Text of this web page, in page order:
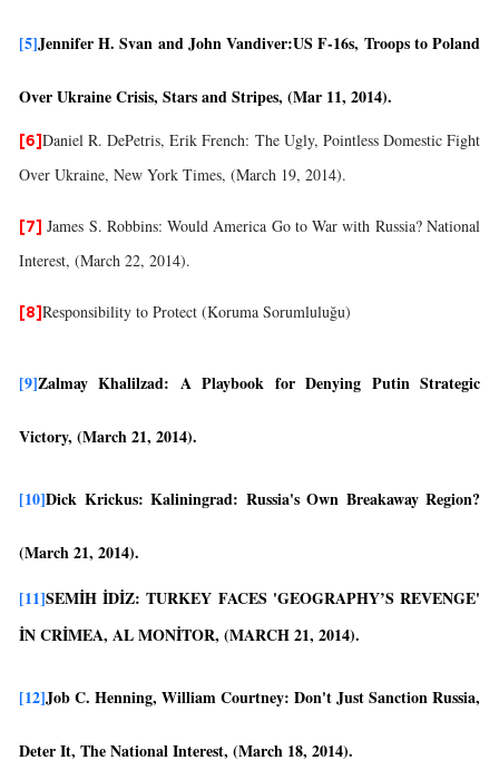
[5]Jennifer H. Svan and John Vandiver:US F-16s, Troops to Poland
Over Ukraine Crisis, Stars and Stripes, (Mar 11, 2014).
[6] Daniel R. DePetris, Erik French: The Ugly, Pointless Domestic Fight
Over Ukraine, New York Times, (March 19, 2014).
[7]
James S. Robbins: Would America Go to War with Russia? National
Interest, (March 22, 2014).
[8] Responsibility to Protect (Koruma Sorumluluğu)
[9]Zalmay Khalilzad: A Playbook for Denying Putin Strategic
Victory, (March 21, 2014).
[10]Dick Krickus: Kaliningrad: Russia's Own Breakaway Region?
(March 21, 2014).
[11]SEMIH İDIZ: TURKEY FACES 'GEOGRAPHY’S REVENGE'
IN CRIMEA, AL MONITOR, (MARCH 21, 2014).
[12]Job C. Henning, William Courtney: Don't Just Sanction Russia,
Deter It, The National Interest, (March 18, 2014).